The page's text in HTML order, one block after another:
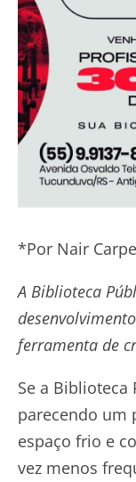
*Por Nair
A Biblioteca
ferramenta de
Se a
parecendo um
espaço frio e
vez menos